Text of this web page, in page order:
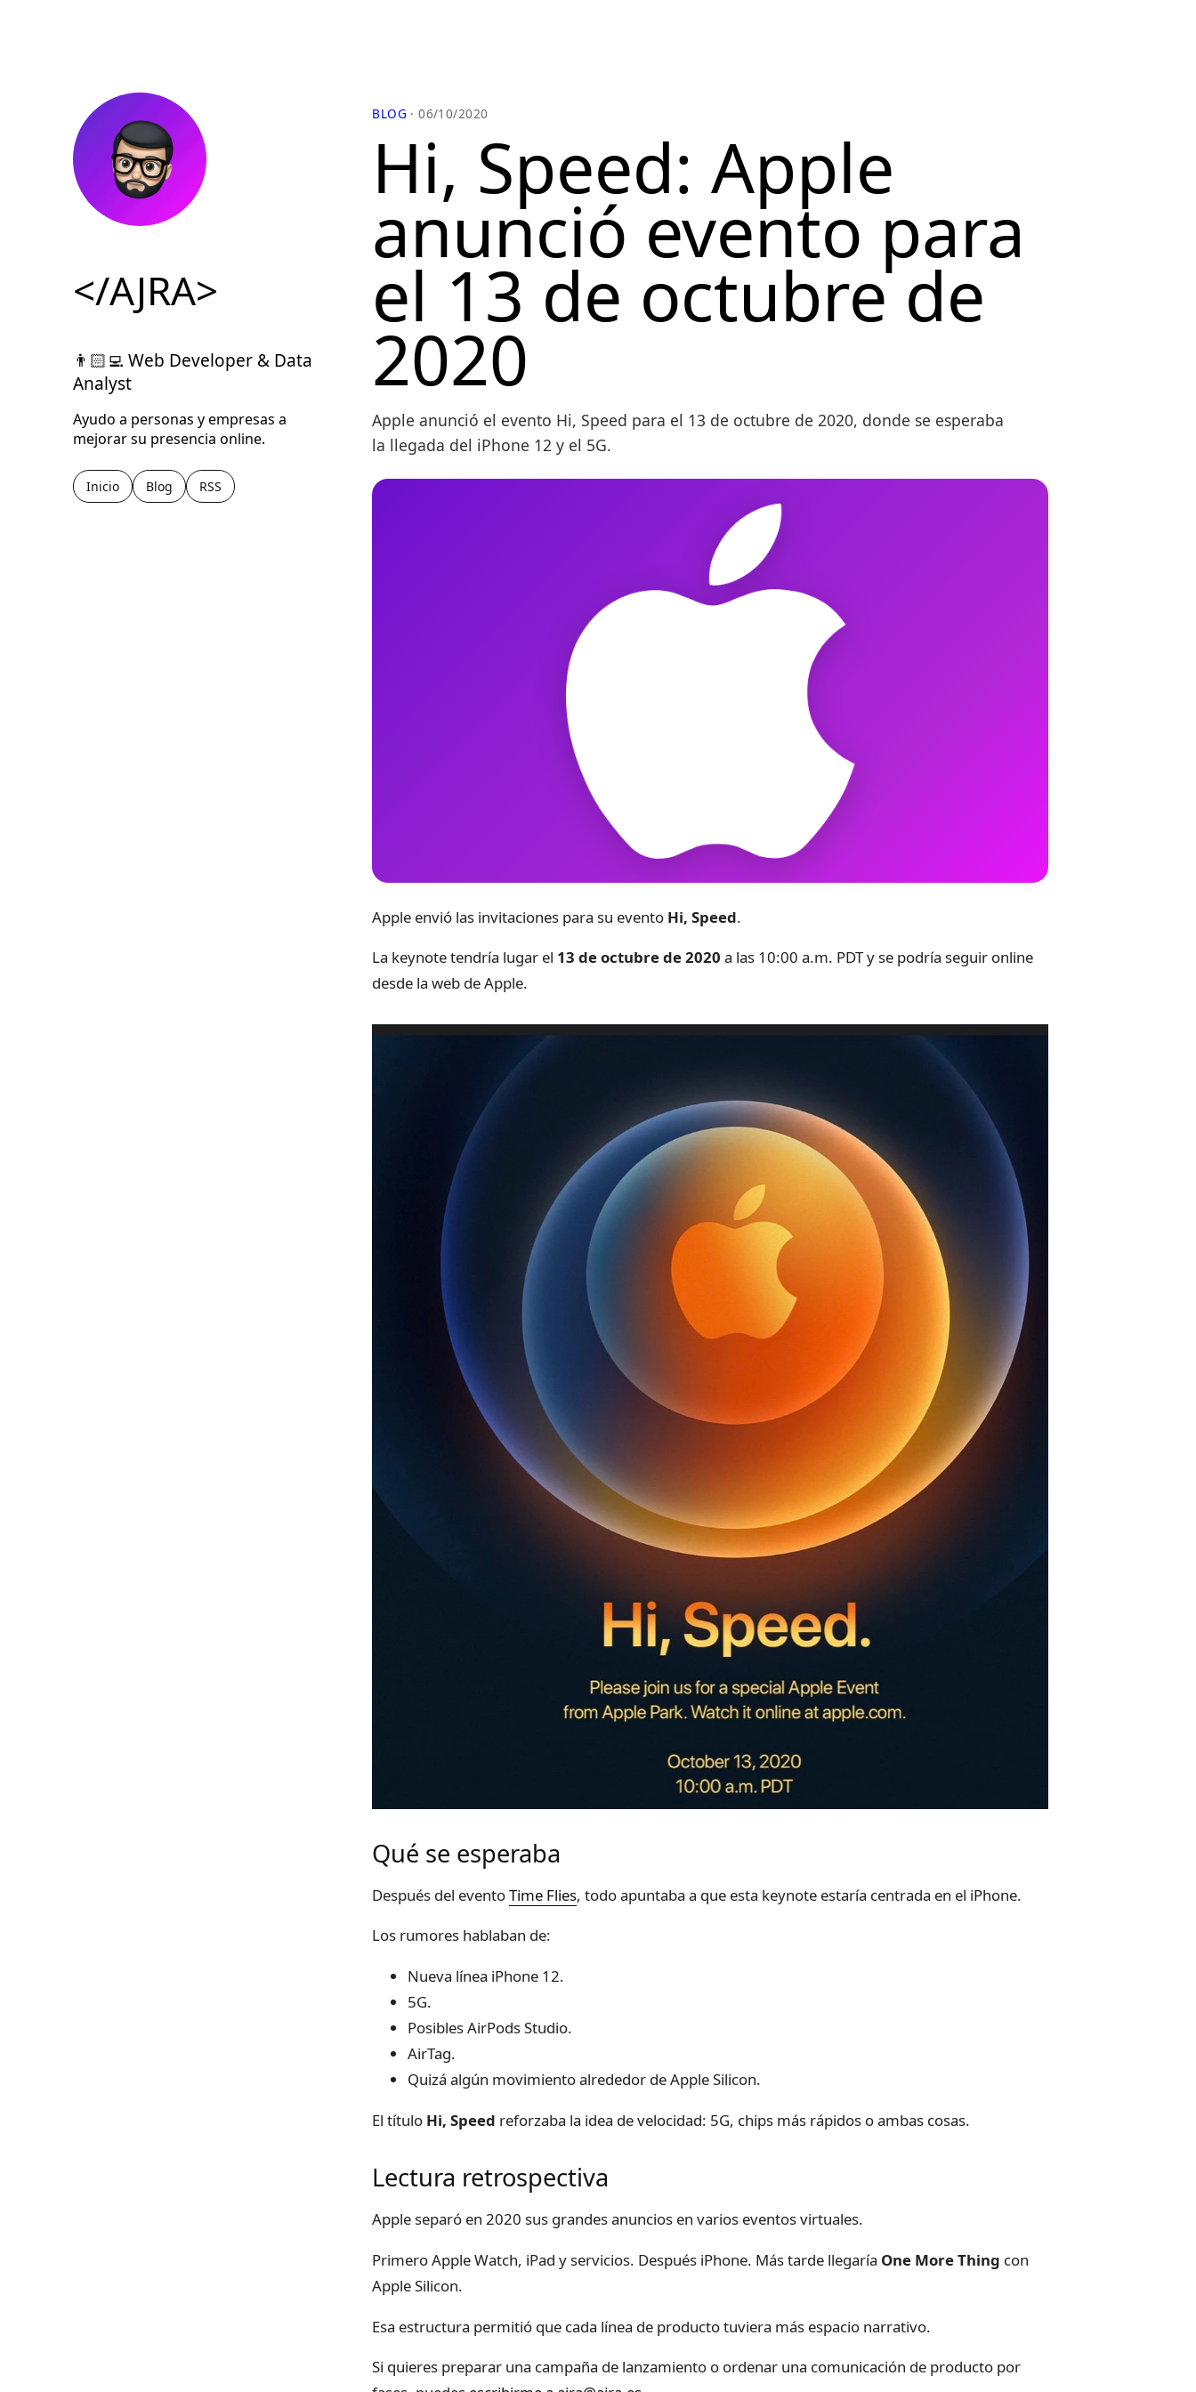
</AJRA>
👨🏻‍💻 Web Developer & Data
Analyst
Ayudo a personas y empresas a
mejorar su presencia online.
Inicio Blog RSS
BLOG · 06/10/2020
Hi, Speed: Apple
anunció evento para
el 13 de octubre de
2020
Apple anunció el evento Hi, Speed para el 13 de octubre de 2020, donde se esperaba
la llegada del iPhone 12 y el 5G.
Apple envió las invitaciones para su evento Hi, Speed.
La keynote tendría lugar el 13 de octubre de 2020 a las 10:00 a.m. PDT y se podría seguir online
desde la web de Apple.
Qué se esperaba
Después del eventoTime Flies, todo apuntaba a que esta keynote estaría centrada en el iPhone.
Los rumores hablaban de:
Nueva línea iPhone 12.
5G.
Posibles AirPods Studio.
AirTag.
Quizá algún movimiento alrededor de Apple Silicon.
El título Hi, Speed reforzaba la idea de velocidad: 5G, chips más rápidos o ambas cosas.
Lectura retrospectiva
Apple separó en 2020 sus grandes anuncios en varios eventos virtuales.
Primero Apple Watch, iPad y servicios. Después iPhone. Más tarde llegaría One More Thing con
Apple Silicon.
Esa estructura permitió que cada línea de producto tuviera más espacio narrativo.
Si quieres preparar una campaña de lanzamiento o ordenar una comunicación de producto por